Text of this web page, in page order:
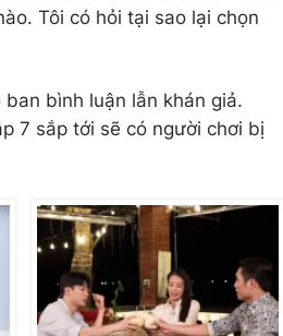
Tôi có hỏi tại sao lại chọn
bình luận lẫn khán giả.
7 sắp tới sẽ có người chơi bị